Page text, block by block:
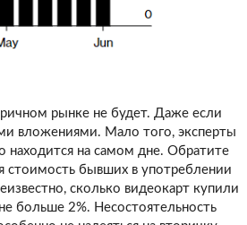
рынке не будет. Даже если
вложениями. Мало того, эксперты
находится на самом дне. Обратите
стоимость бывших в употреблении
сколько видеокарт купили
больше 2%. Несостоятельность